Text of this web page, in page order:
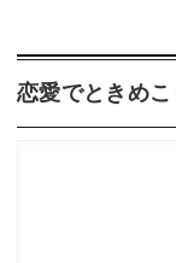
恋愛でときめ